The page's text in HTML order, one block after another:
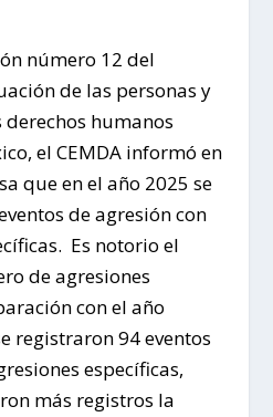
número 12 del
de las personas y
humanos
el CEMDA informó en
que en el año 2025 se
de agresión con
Es notorio el
de agresiones
con el año
registraron 94 eventos
específicas,
más registros la